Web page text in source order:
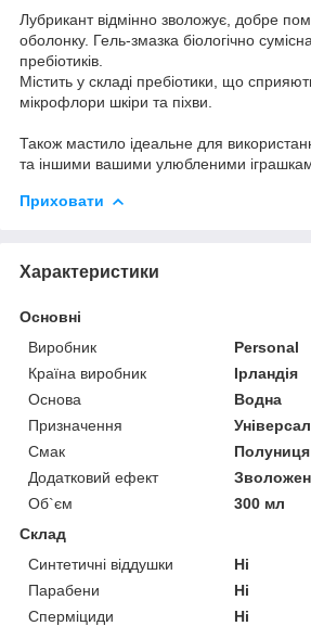
Лубрикант відмінно зволожує, добре
оболонку. Гель-змазка біологічно
пребіотиків.
Містить у складі пребіотики, що
мікрофлори шкіри та піхви.
Також мастило ідеальне для
та іншими вашими улюбленими
Приховати
Характеристики
Основні
Виробник
Personal
Країна виробник
Ірландія
Основа
Водна
Призначення
Смак
Полуниця
Додатковий ефект
Об`єм
300 мл
Склад
Синтетичні віддушки
Ні
Парабени
Ні
Сперміциди
Ні